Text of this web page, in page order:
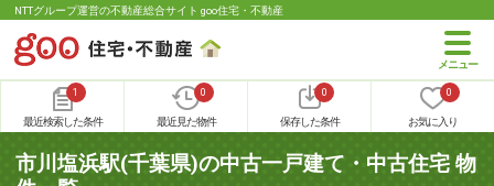
NTTグループ運営の不動産総合サイト goo住宅・不動産
1
最近検索した条件
0
最近見た物件
0
保存した条件
0
お気に入り
市川塩浜駅(千葉県)の中古一戸建て・中古住宅 物